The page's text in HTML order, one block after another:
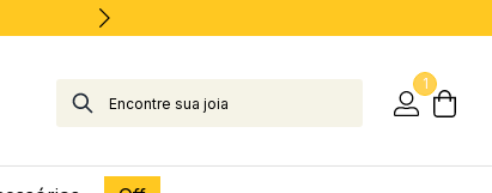
1